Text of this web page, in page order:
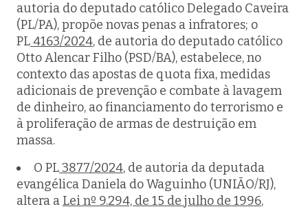
autoria do deputado católico Delegado Caveira
(PL/PA), propõe novas penas a infratores; o
PL4163/2024, de autoria do deputado católico
Otto Alencar Filho (PSD/BA), estabelece, no
contexto das apostas de quota fixa, medidas
adicionais de prevenção e combate à lavagem
de dinheiro, ao financiamento do terrorismo e
à proliferação de armas de destruição em
massa.
O PL3877/2024, de autoria da deputada
evangélica Daniela do Waguinho (UNIÃO/RJ),
altera a Lei nº 9.294, de 15 de julho de 1996,